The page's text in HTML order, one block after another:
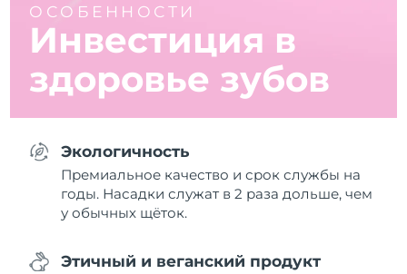
ОСОБЕННОСТИ
Инвестиция в
здоровье зубов
Экологичность
Премиальное качество и срок службы на
годы. Насадки служат в 2 раза дольше, чем
у обычных щёток.
Этичный и веганский продукт